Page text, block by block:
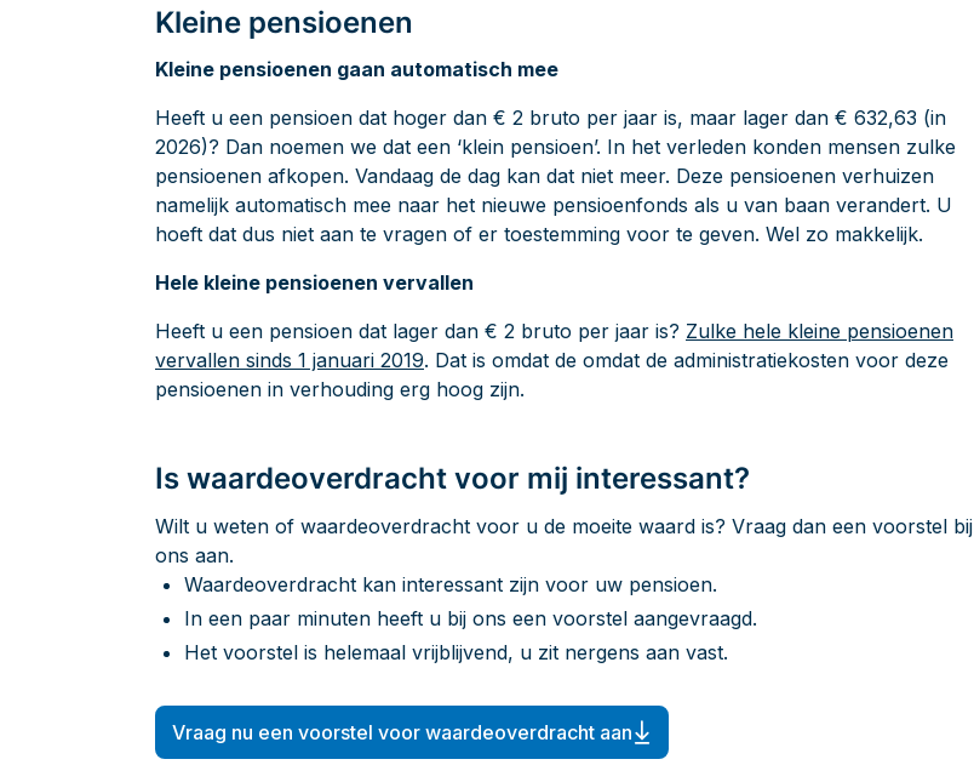
Kleine pensioenen
Kleine pensioenen gaan automatisch mee
Heeft u een pensioen dat hoger dan € 2 bruto per jaar is, maar lager dan € 632,63 (in
2026)? Dan noemen we dat een ‘klein pensioen’. In het verleden konden mensen zulke
pensioenen afkopen. Vandaag de dag kan dat niet meer. Deze pensioenen verhuizen
namelijk automatisch mee naar het nieuwe pensioenfonds als u van baan verandert. U
hoeft dat dus niet aan te vragen of er toestemming voor te geven. Wel zo makkelijk.
Hele kleine pensioenen vervallen
Heeft u een pensioen dat lager dan € 2 bruto per jaar is? Zulke hele kleine pensioenen
vervallen sinds 1 januari 2019. Dat is omdat de omdat de administratiekosten voor deze
pensioenen in verhouding erg hoog zijn.
Is waardeoverdracht voor mij interessant?
Wilt u weten of waardeoverdracht voor u de moeite waard is? Vraag dan een voorstel bij
ons aan.
Waardeoverdracht kan interessant zijn voor uw pensioen.
In een paar minuten heeft u bij ons een voorstel aangevraagd.
Het voorstel is helemaal vrijblijvend, u zit nergens aan vast.
Vraag nu een voorstel voor waardeoverdracht aan